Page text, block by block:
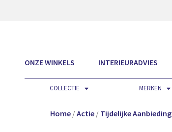
ONZE WINKELS INTERIEURADVIES
COLLECTIE MERKEN
Home /Actie / Tijdelijke Aanbieding